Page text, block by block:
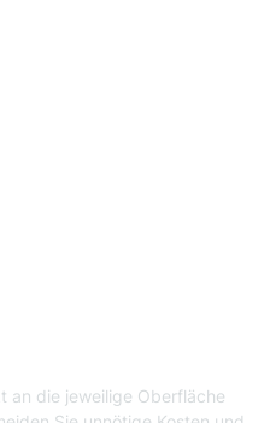
an die jeweilige Oberfläche